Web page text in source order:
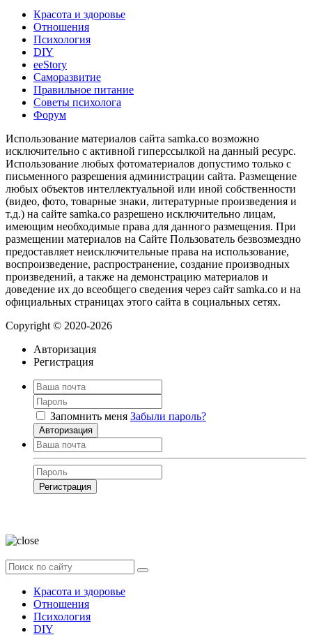
Красота и здоровье
Отношения
Психология
DIY
ееStory
Саморазвитие
Правильное питание
Советы психолога
Форум
Использование материалов сайта samka.co возможно
исключительно с активной гиперссылкой на данный ресурс.
Использование любых фотоматериалов допустимо только с
письменного разрешения администрации сайта. Размещение
любых объектов интеллектуальной или иной собственности
(видео, фото, товарные знаки, литературные произведения и
т.д.) на сайте samka.co разрешено исключительно лицам,
имеющим необходимые права для данного размещения. При
размещении материалов на Сайте Пользователь безвозмездно
предоставляет неисключительные права на использование,
воспроизведение, распространение, создание производных
произведений, а также на демонстрацию материалов и
доведение их до всеобщего сведения через сайт samka.co и на
официальных страницах этого сайта в социальных сетях.
Copyright © 2020-2026
Авторизация
Регистрация
Запомнить меня Забыли пароль?
Авторизация
Регистрация
Красота и здоровье
Отношения
Психология
DIY